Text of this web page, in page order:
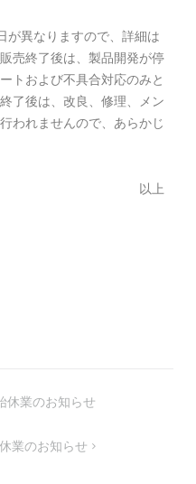
が異なりますので、詳細は
売終了後は、製品開発が停
トおよび不具合対応のみと
了後は、改良、修理、メン
われませんので、あらかじ
以上
休業のお知らせ
業のお知らせ